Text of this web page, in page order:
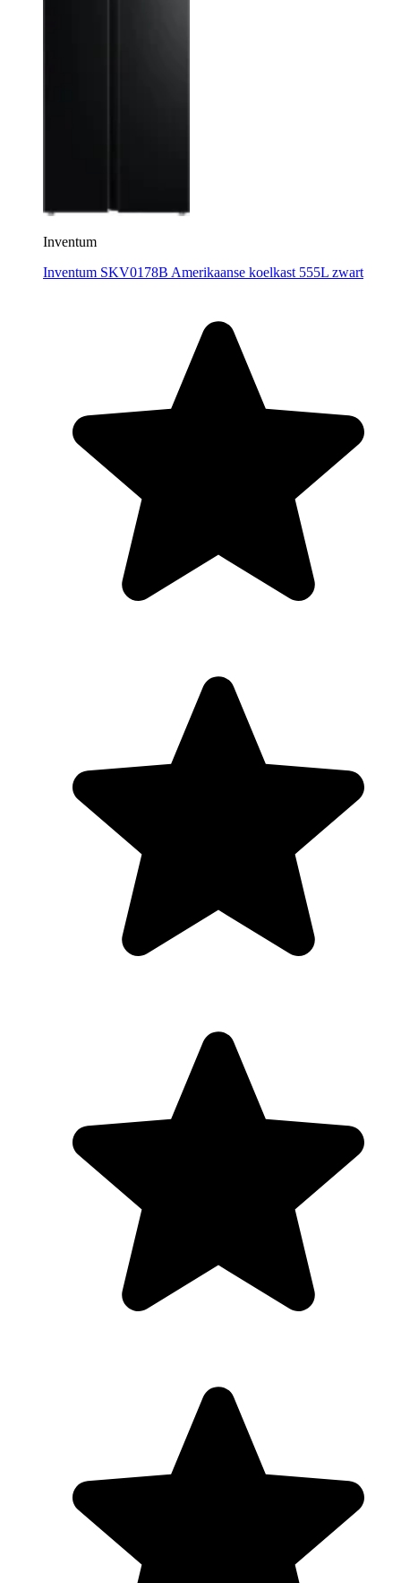
Inventum
Inventum SKV0178B Amerikaanse koelkast 555L zwart